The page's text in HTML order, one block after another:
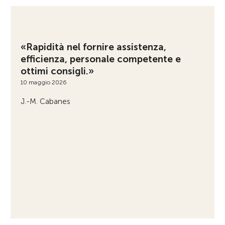
«Rapidità nel fornire assistenza,
efficienza, personale competente e
ottimi consigli.»
10 maggio 2026
J.-M. Cabanes